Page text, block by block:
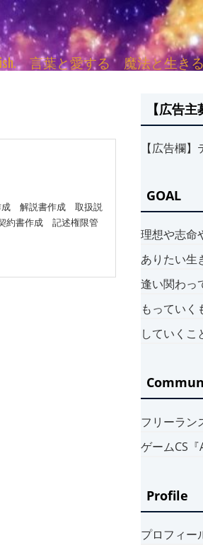
Wish. 言葉と愛する 魔法と生
成 解説書作成 取扱説
約書作成 記述権限管
【広告主
【広告欄
GOAL
理想や志命
ありたい生
逢い関わっ
もっていく
していくこ
フリーラン
ゲームCS『
Profile
プロフィー